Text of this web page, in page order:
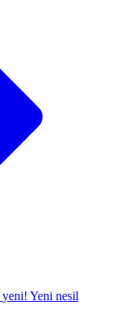
yeni! Yeni nesil